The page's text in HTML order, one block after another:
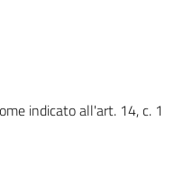
indicato all'art. 14, c. 1